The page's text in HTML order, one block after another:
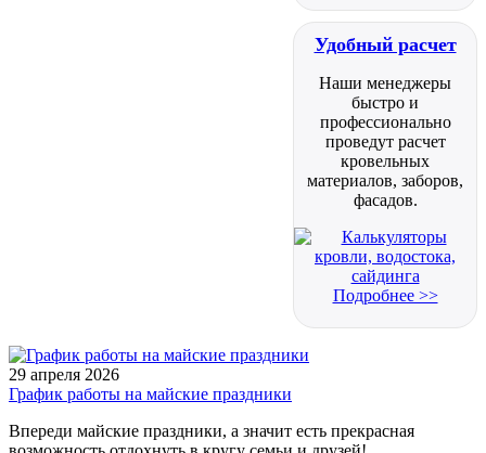
Удобный расчет
Наши менеджеры
быстро и
профессионально
проведут расчет
кровельных
материалов, заборов,
фасадов.
Подробнее >>
29 апреля 2026
График работы на майские праздники
Впереди майские праздники, а значит есть прекрасная